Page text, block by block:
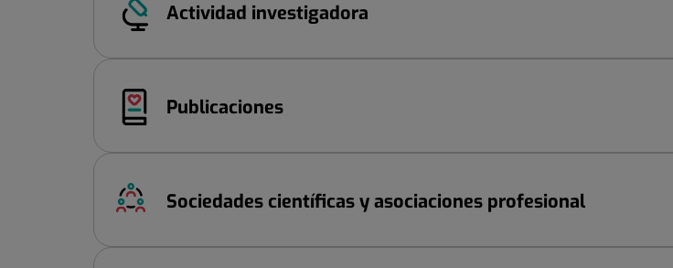
Actividad investigadora
Publicaciones
Sociedades científicas y asociaciones profesional